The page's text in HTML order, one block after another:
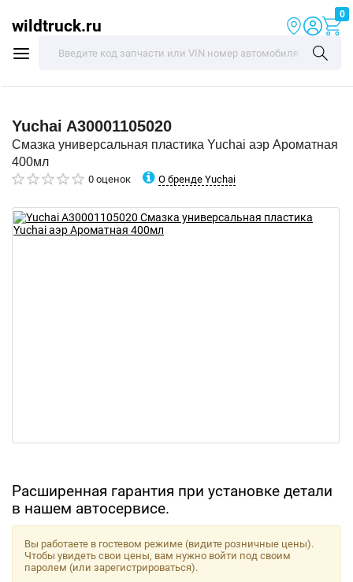
wildtruck.ru
0
Yuchai A30001105020
Смазка универсальная пластика Yuchai аэр Ароматная
400мл
0 оценок О бренде Yuchai
Расширенная гарантия при установке детали
в нашем автосервисе.
Вы работаете в гостевом режиме (видите розничные цены).
Чтобы увидеть свои цены, вам нужно войти под своим
паролем (или зарегистрироваться).